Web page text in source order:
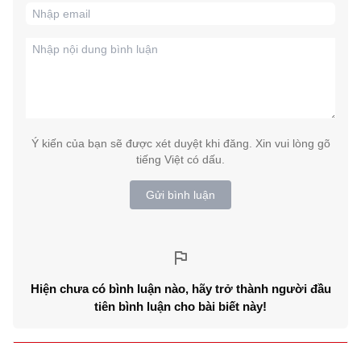
Ý kiến của bạn sẽ được xét duyệt khi đăng. Xin vui lòng gõ
tiếng Việt có dấu.
Gửi bình luận
Hiện chưa có bình luận nào, hãy trở thành người đầu
tiên bình luận cho bài biết này!